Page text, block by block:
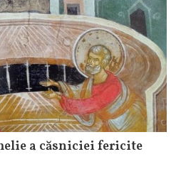
a căsniciei fericite